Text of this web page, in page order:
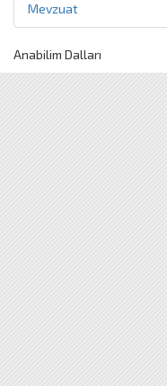
Mevzuat
Anabilim Dalları